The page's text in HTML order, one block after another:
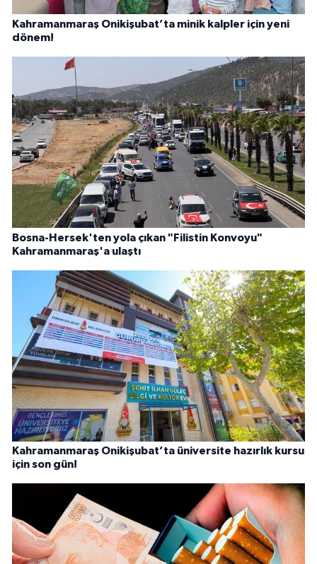
Kahramanmaraş Onikişubat’ta minik kalpler için yeni
dönem!
Bosna-Hersek'ten yola çıkan "Filistin Konvoyu"
Kahramanmaraş'a ulaştı
Kahramanmaraş Onikişubat’ta üniversite hazırlık kursu
için son gün!